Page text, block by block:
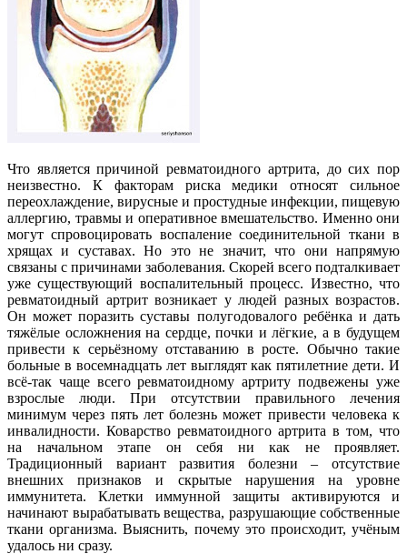
Что является причиной ревматоидного артрита, до сих пор
неизвестно. К факторам риска медики относят сильное
переохлаждение, вирусные и простудные инфекции, пищевую
аллергию, травмы и оперативное вмешательство. Именно они
могут спровоцировать воспаление соединительной ткани в
хрящах и суставах. Но это не значит, что они напрямую
связаны с причинами заболевания. Скорей всего подталкивает
уже существующий воспалительный процесс. Известно, что
ревматоидный артрит возникает у людей разных возрастов.
Он может поразить суставы полугодовалого ребёнка и дать
тяжёлые осложнения на сердце, почки и лёгкие, а в будущем
привести к серьёзному отставанию в росте. Обычно такие
больные в восемнадцать лет выглядят как пятилетние дети. И
всё-так чаще всего ревматоидному артриту подвежены уже
взрослые люди. При отсутствии правильного лечения
минимум через пять лет болезнь может привести человека к
инвалидности. Коварство ревматоидного артрита в том, что
на начальном этапе он себя ни как не проявляет.
Традиционный вариант развития болезни – отсутствие
внешних признаков и скрытые нарушения на уровне
иммунитета. Клетки иммунной защиты активируются и
начинают вырабатывать вещества, разрушающие собственные
ткани организма. Выяснить, почему это происходит, учёным
удалось ни сразу.